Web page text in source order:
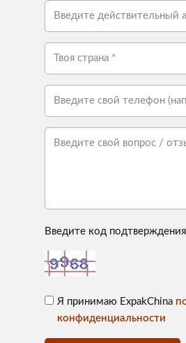
Введите код
Я принимаю ExpakChina
конфиденциальности